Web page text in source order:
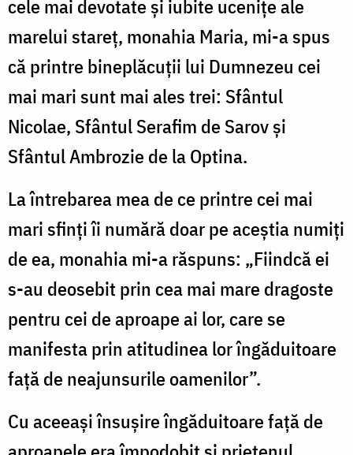
cele mai devotate şi iubite uceniţe ale
marelui stareţ, monahia Maria, mi-a spus
că printre bineplăcuţii lui Dumnezeu cei
mai mari sunt mai ales trei: Sfântul
Nicolae, Sfântul Serafim de Sarov şi
Sfântul Ambrozie de la Optina.
La întrebarea mea de ce printre cei mai
mari sfinţi îi numără doar pe aceştia numiţi
de ea, monahia mi-a răspuns: „Fiindcă ei
s-au deosebit prin cea mai mare dragoste
pentru cei de aproape ai lor, care se
manifesta prin atitudinea lor îngăduitoare
faţă de neajunsurile oamenilor”.
Cu aceeaşi însuşire îngăduitoare faţă de